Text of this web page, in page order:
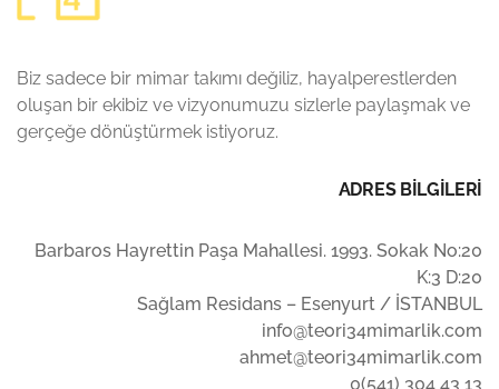
Biz sadece bir mimar takımı değiliz, hayalperestlerden
oluşan bir ekibiz ve vizyonumuzu sizlerle paylaşmak ve
gerçeğe dönüştürmek istiyoruz.
ADRES BİLGİLERİ
Barbaros Hayrettin Paşa Mahallesi. 1993. Sokak No:20
K:3 D:20
Sağlam Residans – Esenyurt / İSTANBUL
info@teori34mimarlik.com
ahmet@teori34mimarlik.com
0(541) 304 43 13